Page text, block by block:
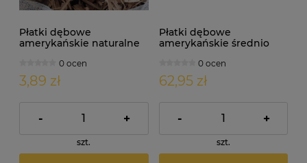
Płatki dębowe
amerykańskie naturalne
0 ocen
3,89 zł
- +
szt.
Płatki dębowe
amerykańskie średnio
0 ocen
62,95 zł
- +
szt.